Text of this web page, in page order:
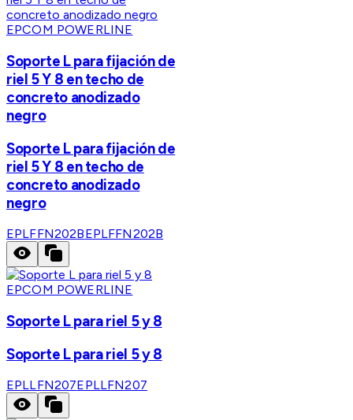
EPCOM POWERLINE
Soporte L para fijación de
riel 5 Y 8 en techo de
concreto anodizado
negro
Soporte L para fijación de
riel 5 Y 8 en techo de
concreto anodizado
negro
EPLFFN202BEPLFFN202B
EPCOM POWERLINE
Soporte L para riel 5 y 8
Soporte L para riel 5 y 8
EPLLFN207EPLLFN207